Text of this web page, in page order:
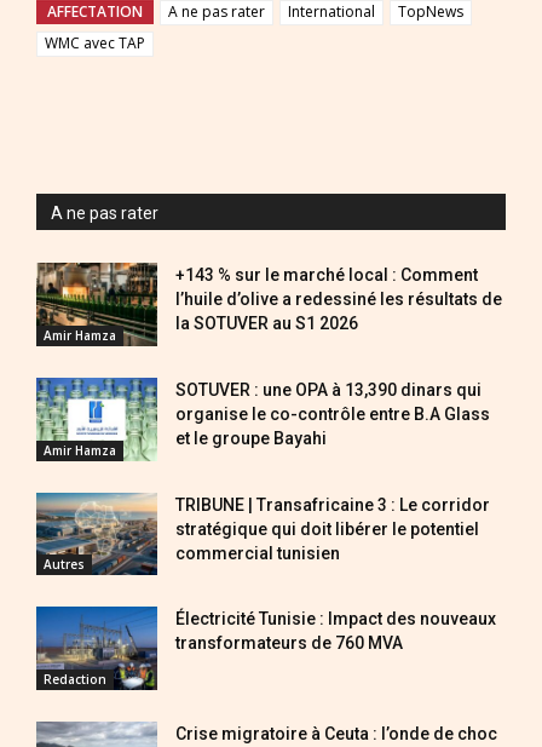
AFFECTATION
A ne pas rater International
TopNews
WMC avec TAP
A ne pas rater
Amir Hamza
+143 % sur le marché local : Comment
l’huile d’olive a redessiné les résultats de
la SOTUVER au S1 2026
Amir Hamza
SOTUVER : une OPA à 13,390 dinars qui
organise le co-contrôle entre B.A Glass
et le groupe Bayahi
Autres
TRIBUNE | Transafricaine 3 : Le corridor
stratégique qui doit libérer le potentiel
commercial tunisien
Redaction
Électricité Tunisie : Impact des nouveaux
transformateurs de 760 MVA
Crise migratoire à Ceuta : l’onde de choc